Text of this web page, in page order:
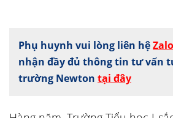
Phụ huynh vui lòng liên hệ
nhận đầy đủ thông tin tư vấn
trường Newton tại đây